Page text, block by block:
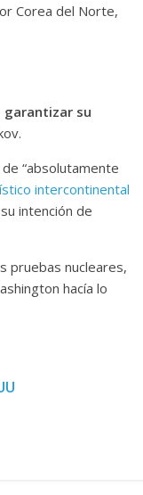
Corea del Norte,
garantizar su
“absolutamente
intercontinental
intención de
pruebas nucleares,
hacía lo
el alma